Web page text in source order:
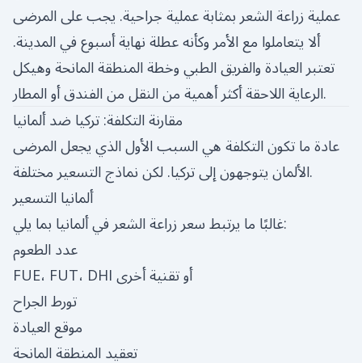
عملية زراعة الشعر بمثابة عملية جراحية. يجب على المرضى
ألا يتعاملوا مع الأمر وكأنه عطلة نهاية أسبوع في المدينة.
تعتبر العيادة والفريق الطبي وخطة المنطقة المانحة وهيكل
الرعاية اللاحقة أكثر أهمية من النقل من الفندق أو المطار.
مقارنة التكلفة: تركيا ضد ألمانيا
عادة ما تكون التكلفة هي السبب الأول الذي يجعل المرضى
الألمان يتوجهون إلى تركيا. لكن نماذج التسعير مختلفة.
ألمانيا التسعير
غالبًا ما يرتبط سعر زراعة الشعر في ألمانيا بما يلي:
عدد الطعوم
FUE، FUT، DHI أو تقنية أخرى
تورط الجراح
موقع العيادة
تعقيد المنطقة المانحة